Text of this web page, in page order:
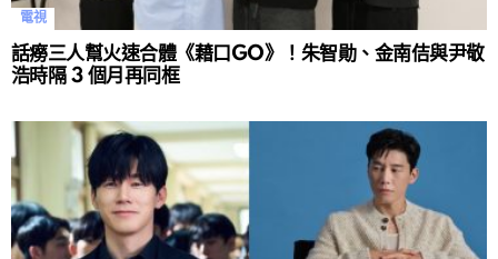
電視
話癆三人幫火速合體《藉口GO》！朱智勛、金南佶與尹敬
浩時隔 3 個月再同框